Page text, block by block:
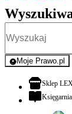
Moje Prawo.pl
-
Sklep